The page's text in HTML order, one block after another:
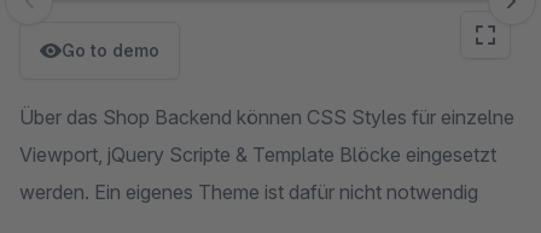
Skip image gallery
Go to demo
Über das Shop Backend können CSS Styles für einzelne
Viewport, jQuery Scripte & Template Blöcke eingesetzt
werden. Ein eigenes Theme ist dafür nicht notwendig